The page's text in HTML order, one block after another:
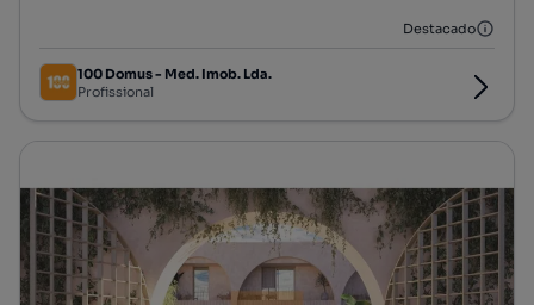
Destacado
100 Domus - Med. Imob. Lda.
Profissional